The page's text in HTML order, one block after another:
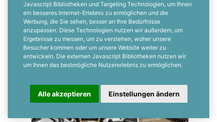
Javascript Bibliotheken und Targeting Technologien, um Ihnen
ein besseres Internet-Erlebnis zu ermöglichen und die
Werbung, die Sie sehen, besser an Ihre Bedürfnisse
anzupassen. Diese Technologien nutzen wir außerdem, um
Ergebnisse zu messen, um zu verstehen, woher unsere
Besucher kommen oder um unsere Website weiter zu
entwickeln. Die externen Javascript Bibliotheken nutzen wir
um Ihnen das bestmögliche Nutzererlebnis zu ermöglichen.
Alle akzeptieren Einstellungen ändern